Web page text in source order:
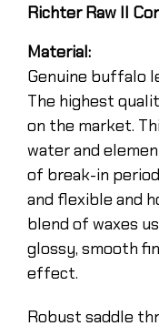
Richter Raw II
Material:
Genuine buffalo
The highest
on the market.
water and
of break-in
and flexible and
blend of waxes
glossy, smooth
effect.
Robust saddle